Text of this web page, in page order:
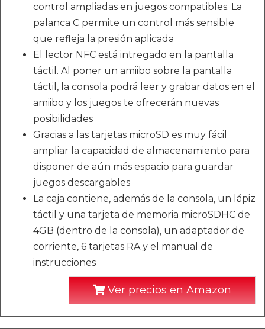
control ampliadas en juegos compatibles. La
palanca C permite un control más sensible
que refleja la presión aplicada
El lector NFC está intregado en la pantalla
táctil. Al poner un amiibo sobre la pantalla
táctil, la consola podrá leer y grabar datos en el
amiibo y los juegos te ofrecerán nuevas
posibilidades
Gracias a las tarjetas microSD es muy fácil
ampliar la capacidad de almacenamiento para
disponer de aún más espacio para guardar
juegos descargables
La caja contiene, además de la consola, un lápiz
táctil y una tarjeta de memoria microSDHC de
4GB (dentro de la consola), un adaptador de
corriente, 6 tarjetas RA y el manual de
instrucciones
Ver precios en Amazon